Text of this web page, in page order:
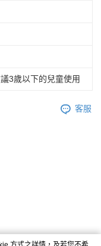
3歲以下的兒童使用
客服